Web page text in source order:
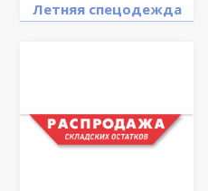
Летняя спецодежда